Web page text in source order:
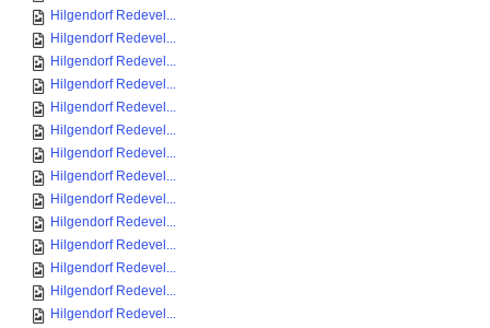
Hilgendorf Redevel...
Hilgendorf Redevel...
Hilgendorf Redevel...
Hilgendorf Redevel...
Hilgendorf Redevel...
Hilgendorf Redevel...
Hilgendorf Redevel...
Hilgendorf Redevel...
Hilgendorf Redevel...
Hilgendorf Redevel...
Hilgendorf Redevel...
Hilgendorf Redevel...
Hilgendorf Redevel...
Hilgendorf Redevel...